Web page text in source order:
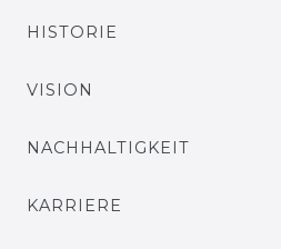
HISTORIE
VISION
NACHHALTIGKEIT
KARRIERE